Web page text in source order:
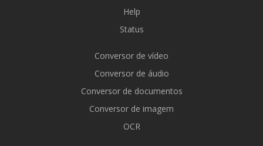
Help
Status
Conversor de vídeo
Conversor de áudio
Conversor de documentos
Conversor de imagem
OCR